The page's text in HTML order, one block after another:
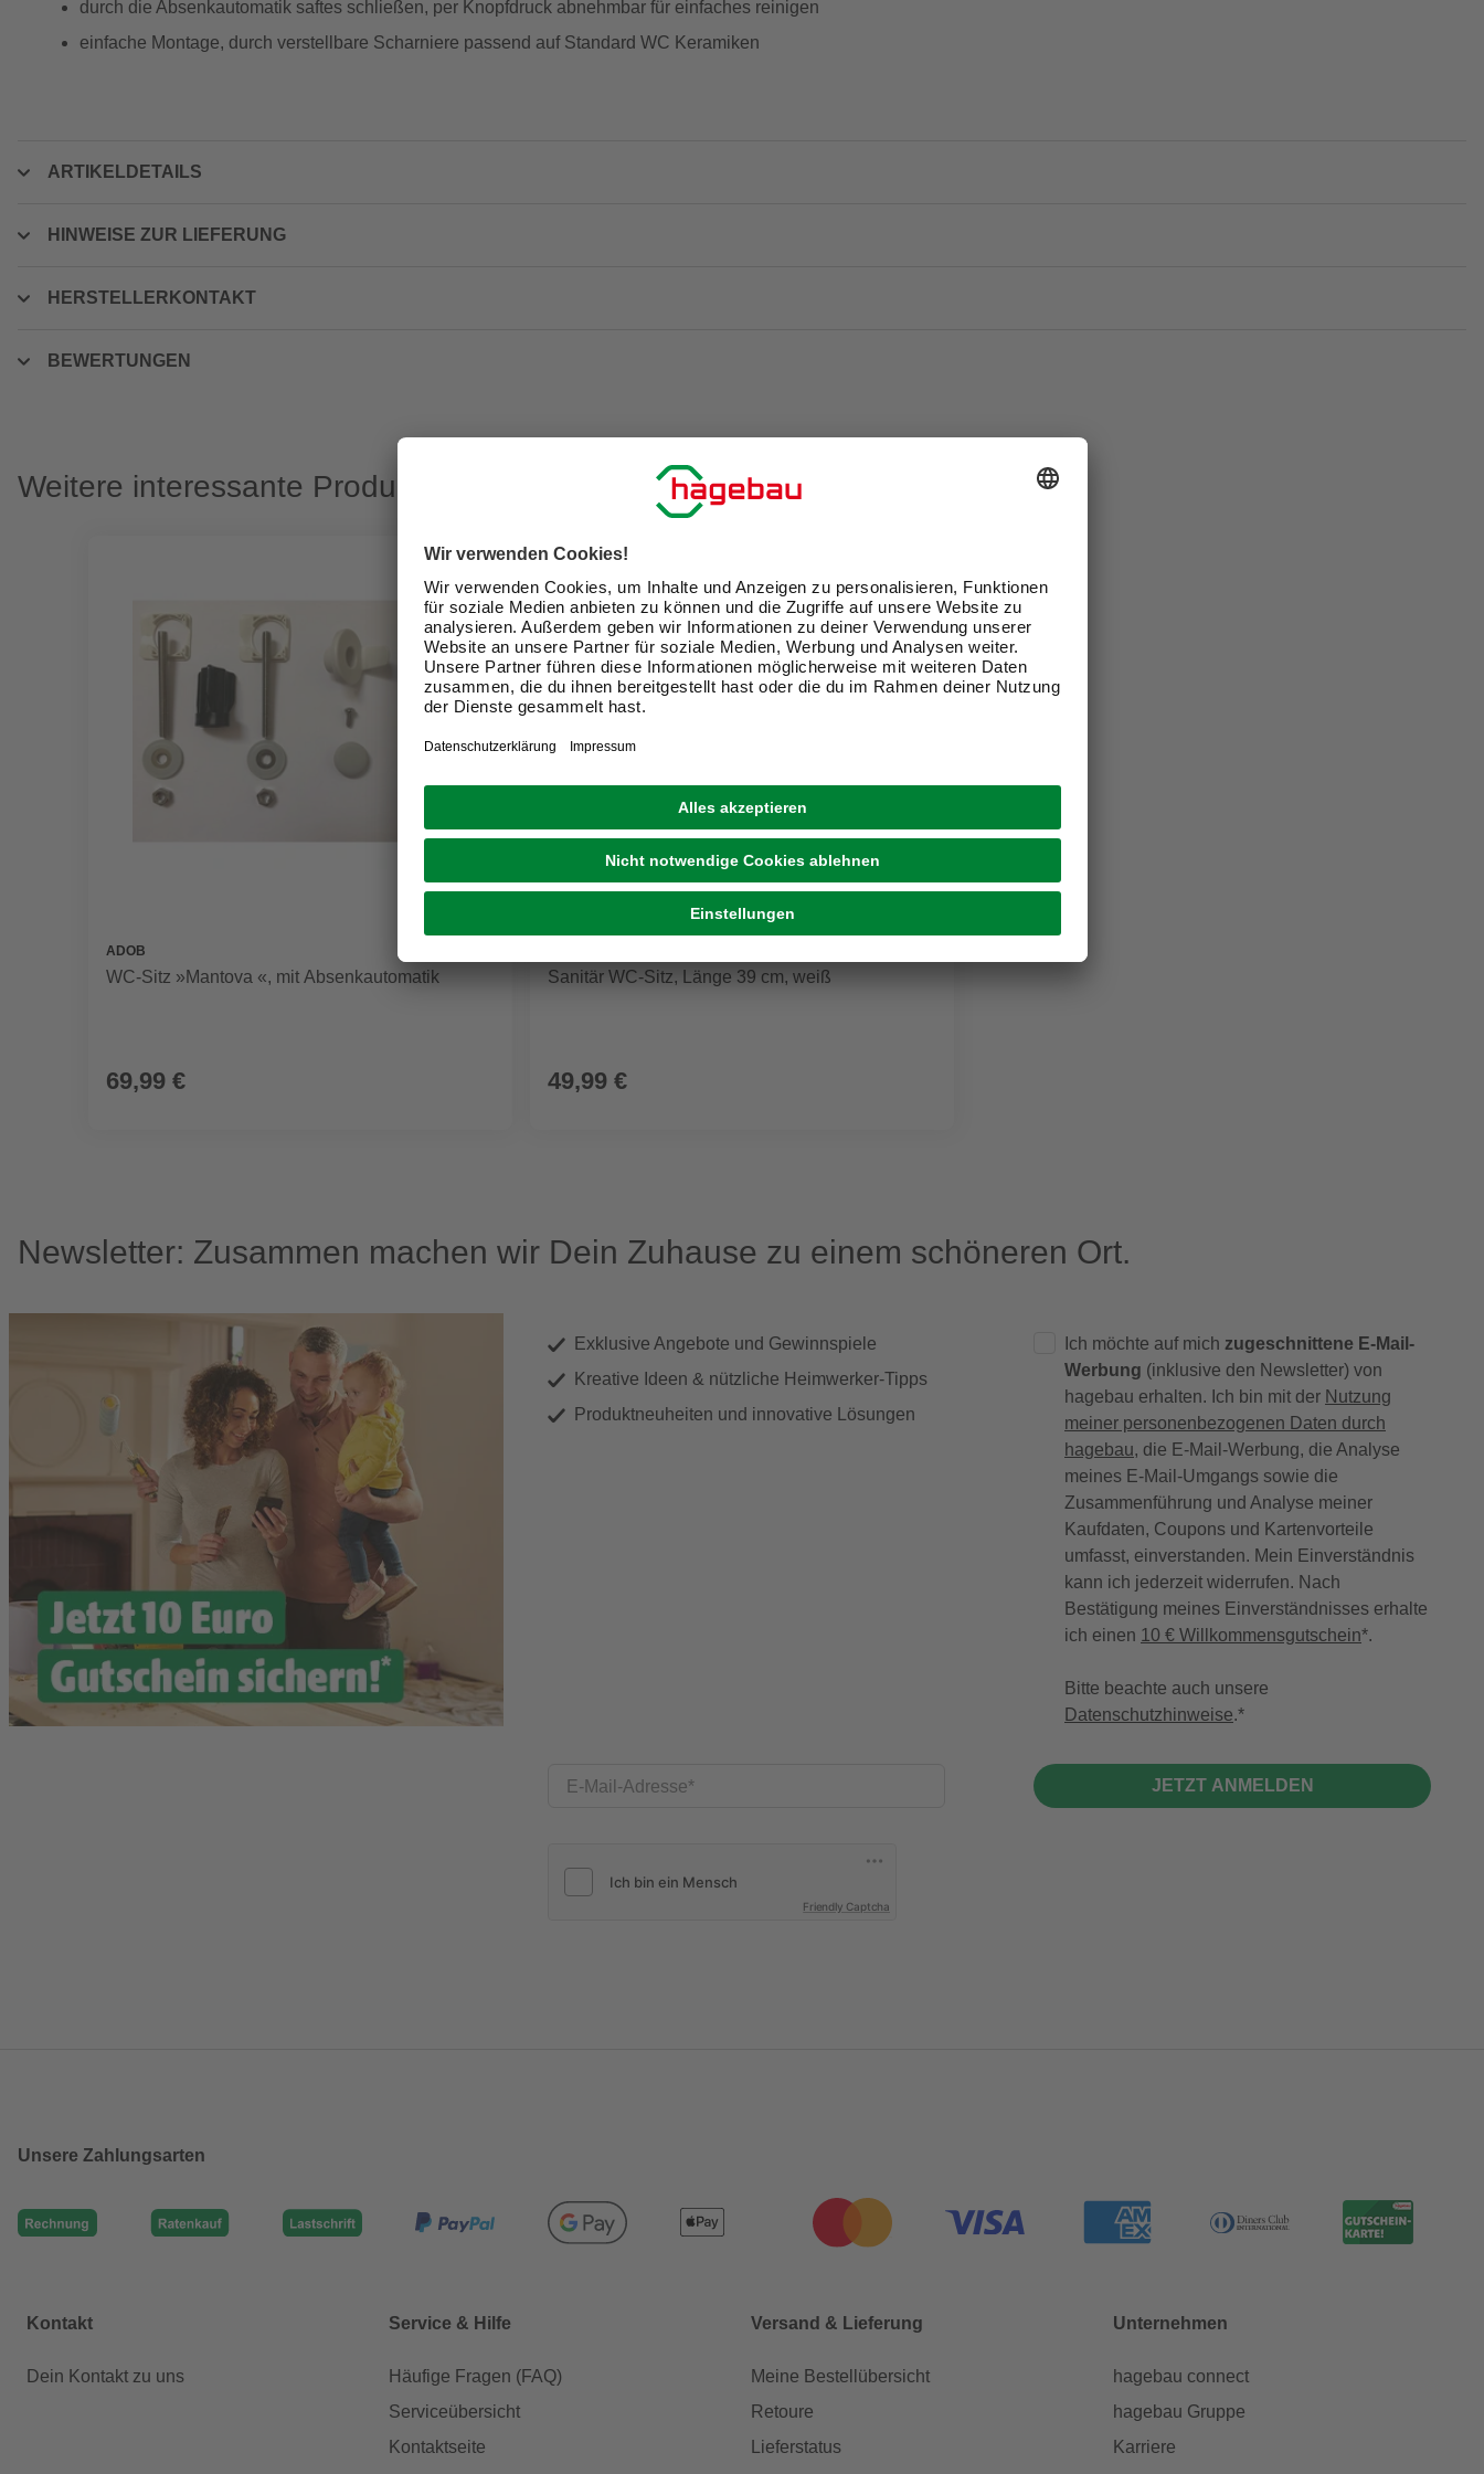
durch die Absenkautomatik saftes schließen, per Knopfdruck abnehmbar für einfaches reinigen
einfache Montage, durch verstellbare Scharniere passend auf Standard WC Keramiken
ARTIKELDETAILS
HINWEISE ZUR LIEFERUNG
HERSTELLERKONTAKT
BEWERTUNGEN
Weitere interessante Produkte
ADOB
WC-Sitz »Mantova «, mit Absenkautomatik
69,99 €
Sanitär WC-Sitz, Länge 39 cm, weiß
49,99 €
Newsletter: Zusammen machen wir Dein Zuhause zu einem schöneren Ort.
Exklusive Angebote und Gewinnspiele
Kreative Ideen & nützliche Heimwerker-Tipps
Produktneuheiten und innovative Lösungen
E-Mail-Adresse
Friendly Captcha
Ich möchte auf mich zugeschnittene E-Mail-
Werbung (inklusive den Newsletter) von
hagebau erhalten. Ich bin mit der Nutzung
meiner personenbezogenen Daten durch
hagebau, die E-Mail-Werbung, die Analyse
meines E-Mail-Umgangs sowie die
Zusammenführung und Analyse meiner
Kaufdaten, Coupons und Kartenvorteile
umfasst, einverstanden. Mein Einverständnis
kann ich jederzeit widerrufen. Nach
Bestätigung meines Einverständnisses erhalte
ich einen 10 € Willkommensgutschein*.
Bitte beachte auch unsere
Datenschutzhinweise.
JETZT ANMELDEN
Unsere Zahlungsarten
Kontakt
Dein Kontakt zu uns
Service & Hilfe
Häufige Fragen (FAQ)
Serviceübersicht
Kontaktseite
Versand & Lieferung
Meine Bestellübersicht
Retoure
Lieferstatus
Unternehmen
hagebau connect
hagebau Gruppe
Karriere